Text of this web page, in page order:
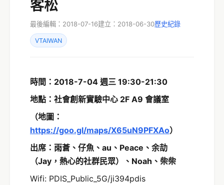
客松
最後編輯：2018-07-16建立：2018-06-30歷史紀錄
VTAIWAN
時間：2018-7-04 週三 19:30-21:30
地點： 社會創新實驗中心 2F A9 會議室
（地圖：
https://goo.gl/maps/X65uN9PFXAo）
出席：雨蒼、 仔魚 、au、Peace、余劼
（Jay， 熱心的社群民眾）、Noah、柴柴
Wifi: PDIS_Public_5G/ji394pdis